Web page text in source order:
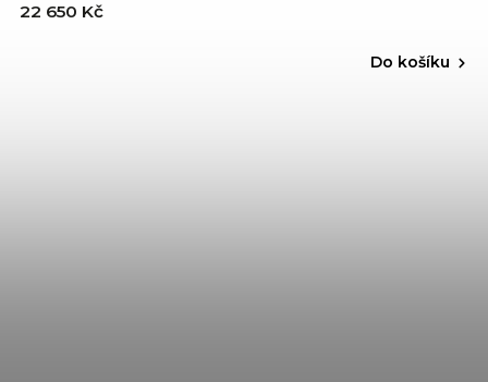
22 650 Kč
Do košíku